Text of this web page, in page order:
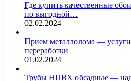
Где купить качественные
по выгодной…
02.02.2024
Прием металлолома —
переработки
01.02.2024
Трубы НПВХ обсадные —